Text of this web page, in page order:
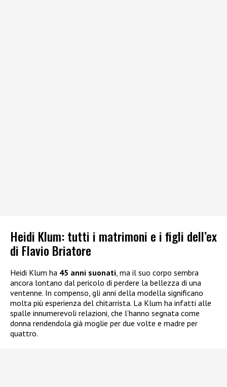
Heidi Klum: tutti i matrimoni e i figli dell’ex
di Flavio Briatore
Heidi Klum ha 45 anni suonati, ma il suo corpo sembra
ancora lontano dal pericolo di perdere la bellezza di una
ventenne. In compenso, gli anni della modella significano
molta più esperienza del chitarrista. La Klum ha infatti alle
spalle innumerevoli relazioni, che l’hanno segnata come
donna rendendola già moglie per due volte e madre per
quattro.